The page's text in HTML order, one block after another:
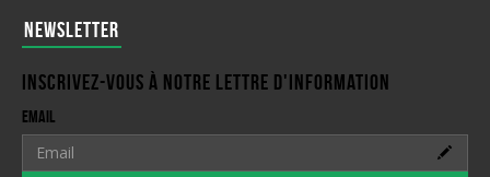
Newsletter
Inscrivez-vous à notre lettre d'information
Email